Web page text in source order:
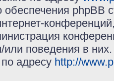
обеспечения phpBB
или поведения в
адресу http://